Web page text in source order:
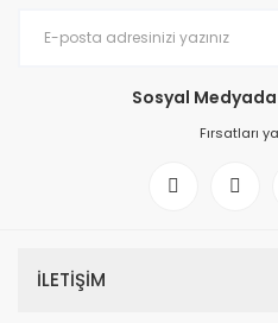
Sosyal
Fırsatları
İLETİŞİM